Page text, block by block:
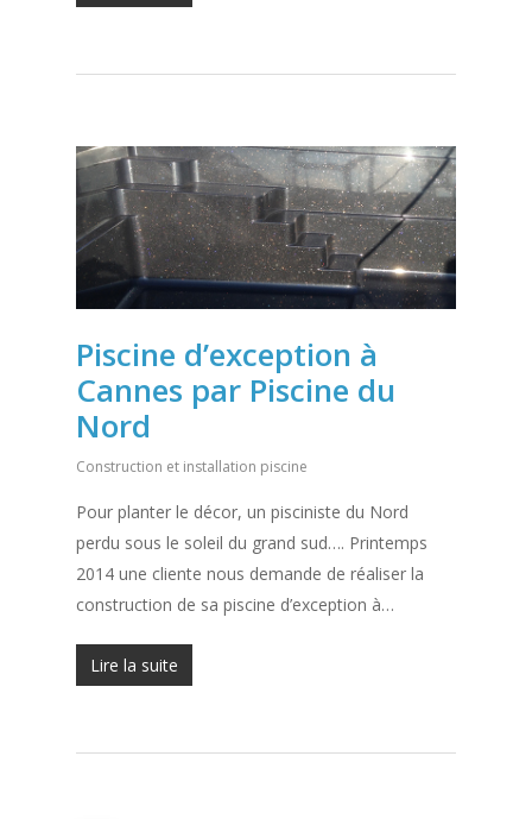
Piscine d’exception à
Cannes par Piscine du
Nord
Construction et installation piscine
Pour planter le décor, un pisciniste du Nord
perdu sous le soleil du grand sud…. Printemps
2014 une cliente nous demande de réaliser la
construction de sa piscine d’exception à…
Lire la suite